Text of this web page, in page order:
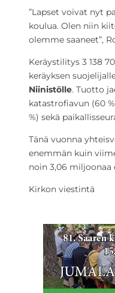
”Lapset voivat nyt
koulua. Olen niin
olemme saaneet”,
Keräystilitys 3 138
keräyksen
Niinistölle. Tuotto
katastrofiavun (60
%) sekä
Tänä vuonna
enemmän kuin
noin 3,06 miljoonaa
Kirkon viestintä